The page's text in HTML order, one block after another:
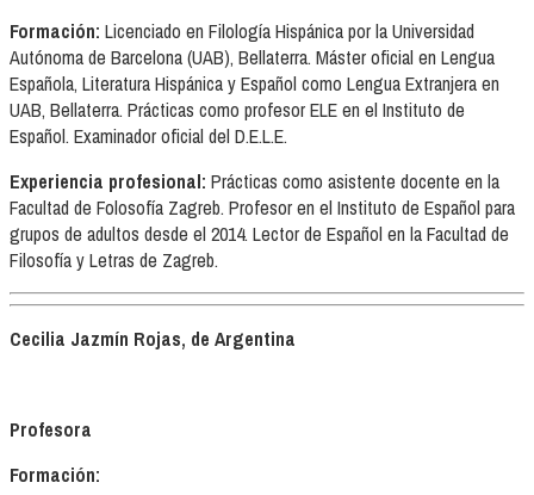
Formación: Licenciado en Filología Hispánica por la Universidad
Autónoma de Barcelona (UAB), Bellaterra. Máster oficial en Lengua
Española, Literatura Hispánica y Español como Lengua Extranjera en
UAB, Bellaterra. Prácticas como profesor ELE en el Instituto de
Español. Examinador oficial del D.E.L.E.
Experiencia profesional: Prácticas como asistente docente en la
Facultad de Folosofía Zagreb. Profesor en el Instituto de Español para
grupos de adultos desde el 2014. Lector de Español en la Facultad de
Filosofía y Letras de Zagreb.
Cecilia Jazmín Rojas, de Argentina
Profesora
Formación: